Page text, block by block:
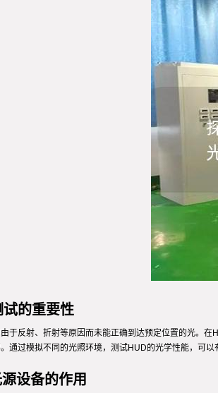
试的重要性
于反射、折射等原因而未能正确到达预定位置的光。
通过模拟不同的光照环境，测试HUD的光学性能，可以
设备的作用